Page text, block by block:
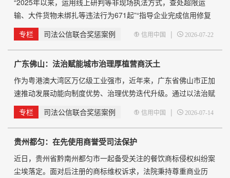
“2025年以来，运用线上研判等非现场执法方式，查处超限运
输、大件货物未绑扎等违法行为671起”“指导企业完成信用修复
1717条，为399家企业纾困解难”……16日，厦门市交通运输局
举行新闻发布会，介绍该市交通运输执法总体情况及2025年以
来交通运输执法取得的工作成效。 去年以来，厦门市交通
执法支队紧扣群众关切的
专栏 司法公信联合奖惩案例 信用中国 | 2026-07-22
广东佛山：法治赋能城市治理厚植营商沃土
作为粤港澳大湾区万亿级工业强市，近年来，广东省佛山市正加
速推动发展动能向制度优势、治理优势迭代升级。通过以法治赋
能城市治理、护航产业发展、厚植营商沃土，凭借系统性、整体
性、深层次的法治建设实践，佛山以坚实的法治底色，夯实城市
高质量发展根基。2025年，佛山成功获评“全国法治政府建设示
范市”。 推进行政复议改革 随着经济社会快速发展，佛
山行政争议案件量持续高位增
专栏 司法公信联合奖惩案例 信用中国 | 2026-07-14
贵州都匀：在先使用商誉受司法保护
近日，贵州省黔南州都匀市一起备受关注的餐饮商标侵权纠纷案
尘埃落定。面对后注册的商标维权诉求，法院秉持尊重商业历